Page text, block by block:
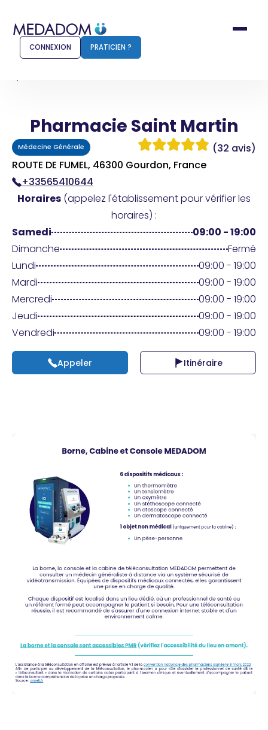
Comment ça marche ?
Pour les patients
Pharmacien
Connexion
Praticien ?
CONNEXION PRATICIEN ?
Pharmacie Saint Martin
Médecine Générale
(32 avis)
ROUTE DE FUMEL, 46300 Gourdon, France
+33565410644
Horaires (appelez l'établissement pour vérifier les
horaires) :
Samedi
09:00 - 19:00
Dimanche
Fermé
Lundi
09:00 - 19:00
Mardi
09:00 - 19:00
Mercredi
09:00 - 19:00
Jeudi
09:00 - 19:00
Vendredi
09:00 - 19:00
Appeler Itinéraire